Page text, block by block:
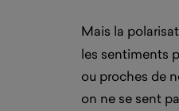
Mais la
les sentiments
ou proches de
on ne se sent